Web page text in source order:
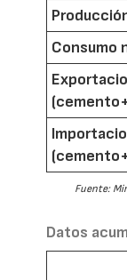
Consumo
Fuente:
Datos